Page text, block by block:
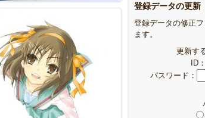
登録データの更新
登録データの修正
ます。
更新す
ID：
パスワード：